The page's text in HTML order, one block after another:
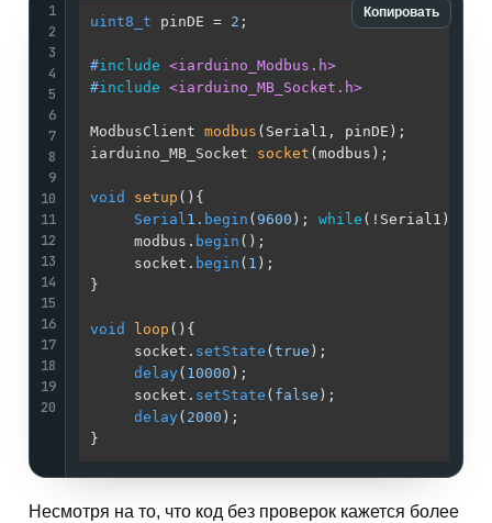
Копировать
1
2
3
4
5
6
7
8
9
10
11
12
13
14
15
16
17
18
19
20
uint8_t pinDE = 2 ;
#include <iarduino_Modbus.h>
#include <iarduino_MB_Socket.h>
ModbusClient modbus (Serial1, pinDE) ;
iarduino_MB_Socket socket (modbus) ;
void
setup () {
Serial1. begin ( 9600 ); while (!Serial1);
     modbus.
begin ();
     socket.
begin ( 1 );
}
void
loop () {
     socket.
setState ( true );
delay( 10000 );
     socket.
setState ( false );
delay( 2000 );
}
Несмотря на то, что код без проверок кажется более